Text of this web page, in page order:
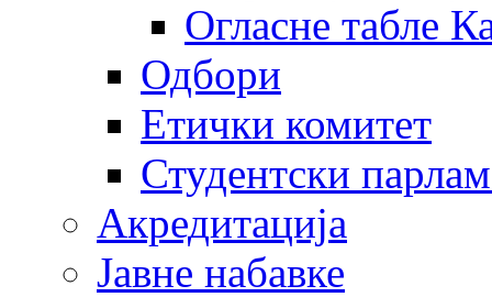
Огласне табле
Одбори
Етички комитет
Студентски
Акредитација
Јавне набавке